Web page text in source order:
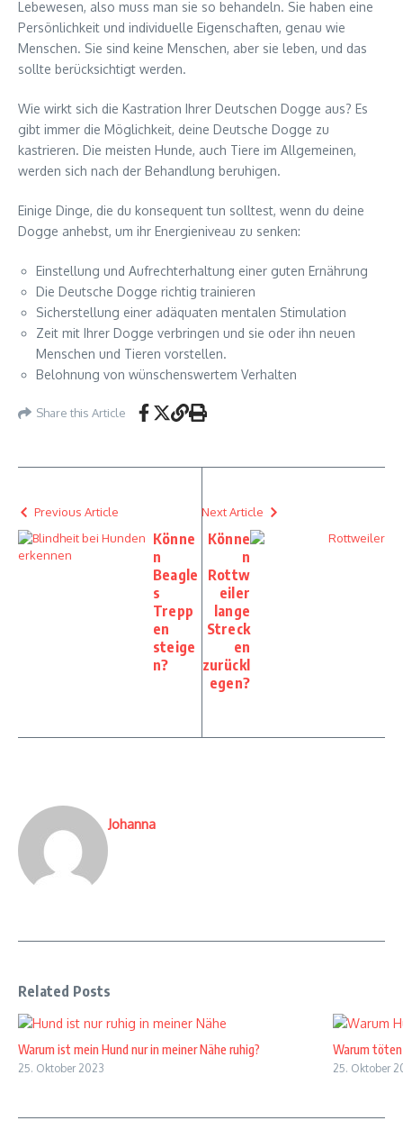
Lebewesen, also muss man sie so behandeln. Sie haben eine
Persönlichkeit und individuelle Eigenschaften, genau wie
Menschen. Sie sind keine Menschen, aber sie leben, und das
sollte berücksichtigt werden.
Wie wirkt sich die Kastration Ihrer Deutschen Dogge aus? Es
gibt immer die Möglichkeit, deine Deutsche Dogge zu
kastrieren. Die meisten Hunde, auch Tiere im Allgemeinen,
werden sich nach der Behandlung beruhigen.
Einige Dinge, die du konsequent tun solltest, wenn du deine
Dogge anhebst, um ihr Energieniveau zu senken:
Einstellung und Aufrechterhaltung einer guten Ernährung
Die Deutsche Dogge richtig trainieren
Sicherstellung einer adäquaten mentalen Stimulation
Zeit mit Ihrer Dogge verbringen und sie oder ihn neuen
Menschen und Tieren vorstellen.
Belohnung von wünschenswertem Verhalten
Share this Article
Previous Article
Könne
n
Beagle
s
Trepp
en
steige
n?
Next Article
Könne
n
Rottw
eiler
lange
Streck
en
zurückl
egen?
Johanna
Related Posts
Warum ist mein Hund nur in meiner Nähe ruhig?
25. Oktober 2023
Warum töten
25. Oktober